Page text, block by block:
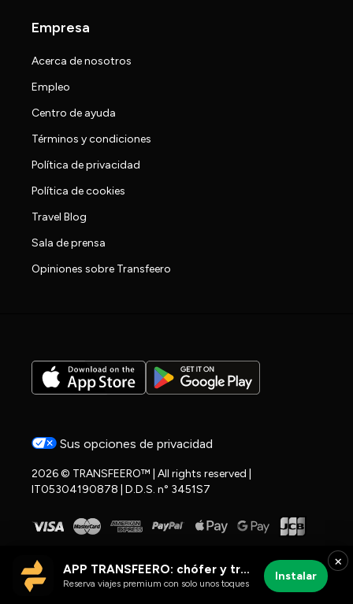
Empresa
Acerca de nosotros
Empleo
Centro de ayuda
Términos y condiciones
Política de privacidad
Política de cookies
Travel Blog
Sala de prensa
Opiniones sobre Transfeero
Sus opciones de privacidad
2026 © TRANSFEERO™ | All rights reserved |
IT05304190878 | D.D.S. n° 3451S7
×
APP TRANSFEERO: chófer y traslados al aeropuerto
Reserva viajes premium con solo unos toques
Instalar